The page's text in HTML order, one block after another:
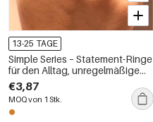
13-25 TAGE
Simple Series – Statement-Ringe
für den Alltag, unregelmäßige
Form, Edelstahl, wasserdicht,
goldfarben
€3,87
MOQ von 1 Stk.